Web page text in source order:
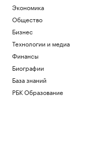
Экономика
Общество
Бизнес
Технологии и медиа
Финансы
Биографии
База знаний
РБК Образование